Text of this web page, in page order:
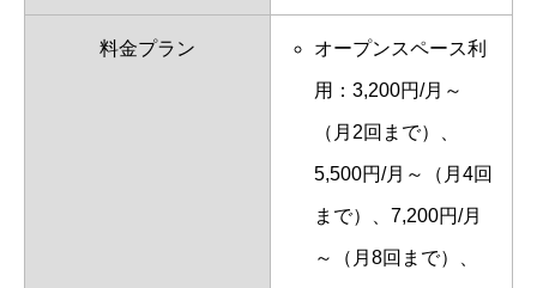
料金プラン オープンスペース利
用：3,200円/月～
（月2回まで）、
5,500円/月～（月4回
まで）、7,200円/月
～（月8回まで）、